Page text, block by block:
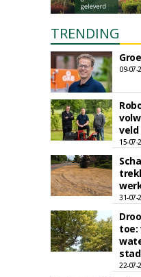
TRENDING
09-07-
veld
15-07-
31-07-
toe:
22-07-